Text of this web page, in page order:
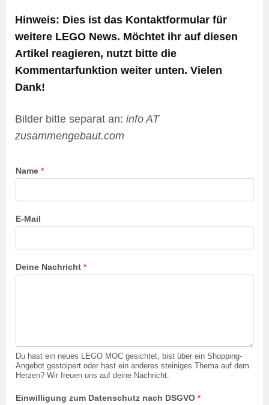
Hinweis: Dies ist das Kontaktformular für
weitere LEGO News. Möchtet ihr auf diesen
Artikel reagieren, nutzt bitte die
Kommentarfunktion weiter unten. Vielen
Dank!
Bilder bitte separat an: info AT
zusammengebaut.com
Name *
E-Mail
Deine Nachricht *
Du hast ein neues LEGO MOC gesichtet, bist über ein Shopping-
Angebot gestolpert oder hast ein anderes steiniges Thema auf dem
Herzen? Wir freuen uns auf deine Nachricht.
Einwilligung zum Datenschutz nach DSGVO *